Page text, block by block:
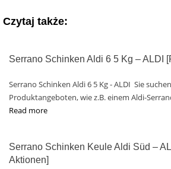
Czytaj także:
Serrano Schinken Aldi 6 5 Kg – ALDI
Serrano Schinken Aldi 6 5 Kg - ALDI Sie
Produktangeboten, wie z.B. einem Aldi-
Read more
Serrano Schinken Keule Aldi Süd –
Aktionen]